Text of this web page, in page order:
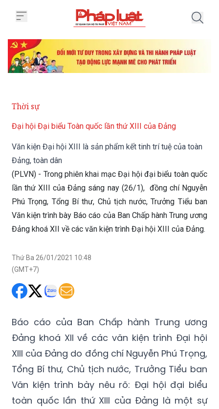
Thời sự
Đại hội Đại biểu Toàn quốc lần thứ XIII của Đảng
Văn kiện Đại hội XIII là sản phẩm kết tinh trí tuệ của toàn
Đảng, toàn dân
(PLVN) - Trong phiên khai mạc Đại hội đại biểu toàn quốc
lần thứ XIII của Đảng sáng nay (26/1), đồng chí Nguyễn
Phú Trọng, Tổng Bí thư, Chủ tịch nước, Trưởng Tiểu ban
Văn kiện trình bày Báo cáo của Ban Chấp hành Trung ương
Đảng khoá XII về các văn kiện trình Đại hội XIII của Đảng.
Thứ Ba 26/01/2021 10:48
(GMT+7)
Báo cáo của Ban Chấp hành Trung ương
Đảng khoá XII về các văn kiện trình Đại hội
XIII của Đảng do đồng chí Nguyễn Phú Trọng,
Tổng Bí thư, Chủ tịch nước, Trưởng Tiểu ban
Văn kiện trình bày nêu rõ: Đại hội đại biểu
toàn quốc lần thứ XIII của Đảng là một sự